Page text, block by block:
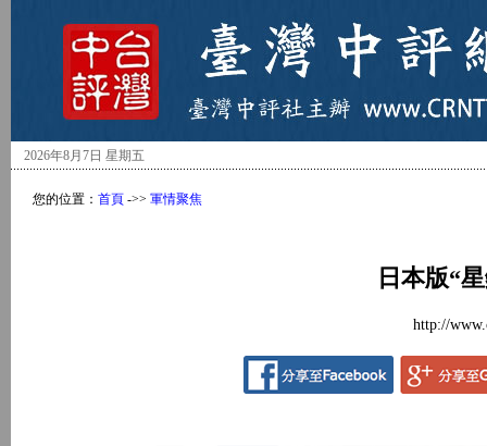
2026年8月7日 星期五
您的位置： 首頁 ->> 軍情聚焦
日本版“
http://